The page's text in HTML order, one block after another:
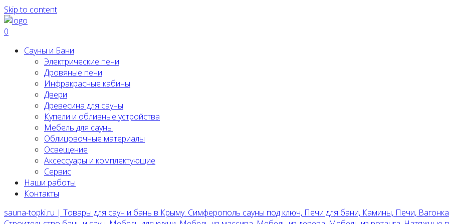
Skip to content
0
Сауны и Бани
Электрические печи
Дровяные печи
Инфракрасные кабины
Двери
Древесина для сауны
Купели и обливные устройства
Мебель для сауны
Облицовочные материалы
Освещение
Аксессуары и комплектующие
Сервис
Наши работы
Контакты
sauna-topki.ru | Товары для саун и бань в Крыму. Симферополь сауны под ключ, Печи для бани, Камины, Печи,